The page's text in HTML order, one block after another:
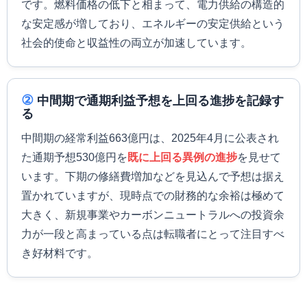
です。燃料価格の低下と相まって、電力供給の構造的
な安定感が増しており、エネルギーの安定供給という
社会的使命と収益性の両立が加速しています。
② 中間期で通期利益予想を上回る進捗を記録す
る
中間期の経常利益663億円は、2025年4月に公表され
た通期予想530億円を 既に上回る異例の進捗を見せて
います。下期の修繕費増加などを見込んで予想は据え
置かれていますが、現時点での財務的な余裕は極めて
大きく、新規事業やカーボンニュートラルへの投資余
力が一段と高まっている点は転職者にとって注目すべ
き好材料です。